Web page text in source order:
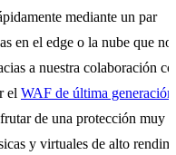
mediante un par
en el edge o la nube que no
a nuestra colaboración
el WAF de última generación
de una protección muy
y virtuales de alto